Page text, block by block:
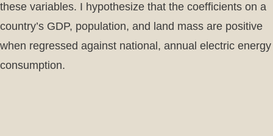
these variables. I hypothesize that the coefficients on a
country’s GDP, population, and land mass are positive
when regressed against national, annual electric energy
consumption.